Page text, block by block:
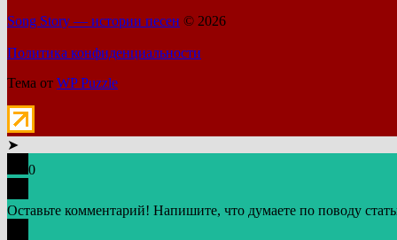
Song Story — истории песен © 2026
Политика конфиденциальности
Тема от WP Puzzle
➤
0
Оставьте комментарий! Напишите, что думаете по поводу